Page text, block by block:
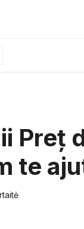
Preț
te